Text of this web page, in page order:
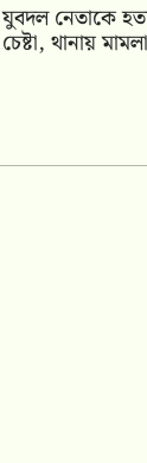
যুবদল নেতাকে
চেষ্টা, থানায় মামলা